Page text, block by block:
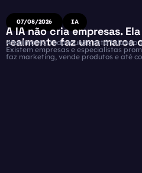
07/08/2026 IA
A IA não cria empresas.
realmente faz uma marca
Atualmente, todo mundo está falando
Existem empresas e especialistas
faz marketing, vende produtos e até